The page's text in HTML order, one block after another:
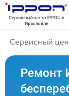
Сервисный центр IPPON в
Ярославле
Сервисный
Ремонт